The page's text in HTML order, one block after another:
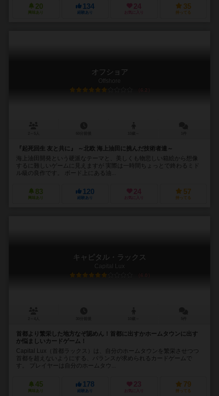
20
興味あり
134
経験あり
24
お気に入り
35
持ってる
オフショア
Offshore
6.2
『起死回生 友と共に』 ～北欧 海上油田に挑んだ技術者達～
海上油田開発という硬派なテーマと、美しくも物悲しい箱絵から想像
するに難しいゲームに見えますが 実際は一時間ちょっとで終わるミド
ル級の良作です。 ボード上にある油...
83
興味あり
120
経験あり
24
お気に入り
57
持ってる
キャピタル・ラックス
Capital Lux
6.0
首都より繁栄した地方なぞ認めん！首都に出すかホームタウンに出す
か悩ましいカードゲーム！
Capital Lux（首都ラックス）は、自分のホームタウンを繁栄させつつ
首都を超えないようにする、バランスが求められるカードゲームで
す。 プレイヤーは自分のホームタウ...
45
興味あり
178
経験あり
23
お気に入り
79
持ってる